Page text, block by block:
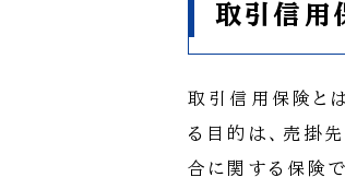
取引信用
取引信用保険と
る目的は、売掛
合に関する保険で